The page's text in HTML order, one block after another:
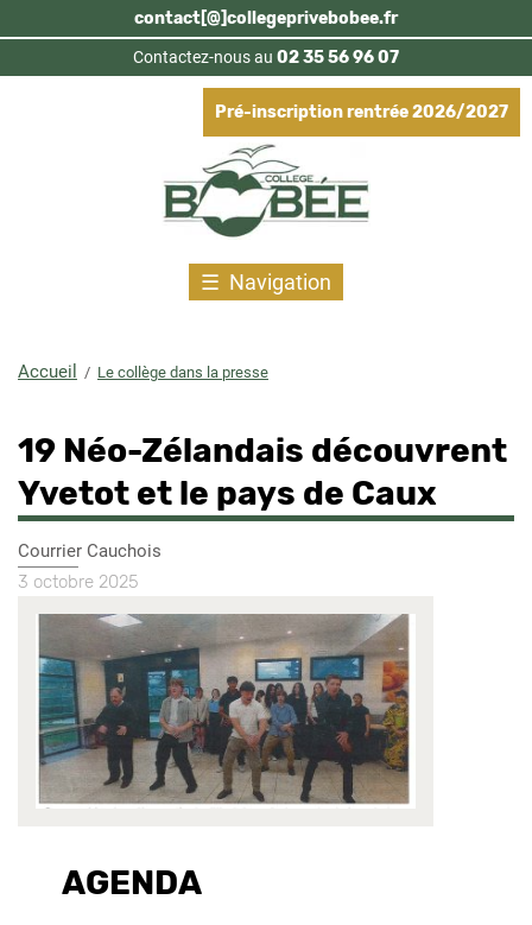
Aller
au
contenu
principal
contact[@]collegeprivebobee.fr
Contactez-nous au 02 35 56 96 07
Pré-inscription rentrée 2026/2027
Navigation
Accueil Le collège dans la presse
19 Néo-Zélandais découvrent
Yvetot et le pays de Caux
Nom
du
journal
Courrier Cauchois
date
article
3 octobre 2025
Image
AGENDA